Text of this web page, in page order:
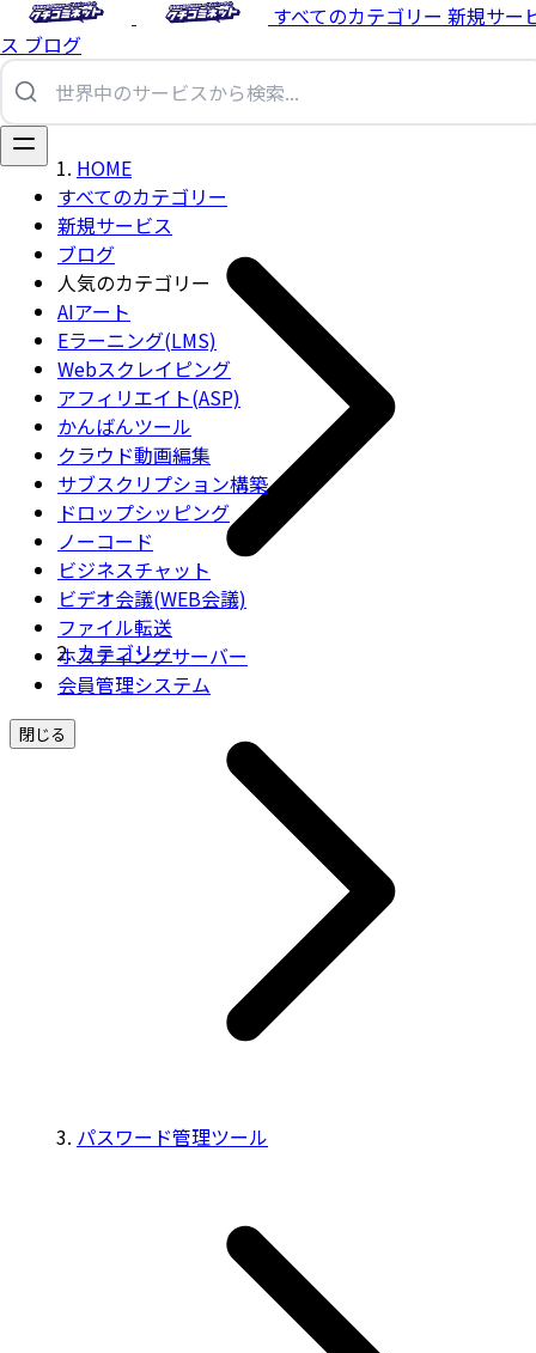
すべてのカテゴリー 新規サー
ス ブログ
すべてのカテゴリー
新規サービス
ブログ
人気のカテゴリー
AIアート
Eラーニング(LMS)
Webスクレイピング
アフィリエイト(ASP)
かんばんツール
クラウド動画編集
サブスクリプション構築
ドロップシッピング
ノーコード
ビジネスチャット
ビデオ会議(WEB会議)
ファイル転送
ホスティングサーバー
会員管理システム
閉じる
HOME
カテゴリー
パスワード管理ツール